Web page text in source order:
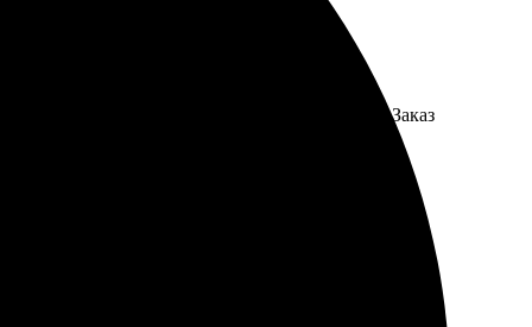
множество вариантов на любой вкус. Заказ
довольна покупкой и вернусь снова.